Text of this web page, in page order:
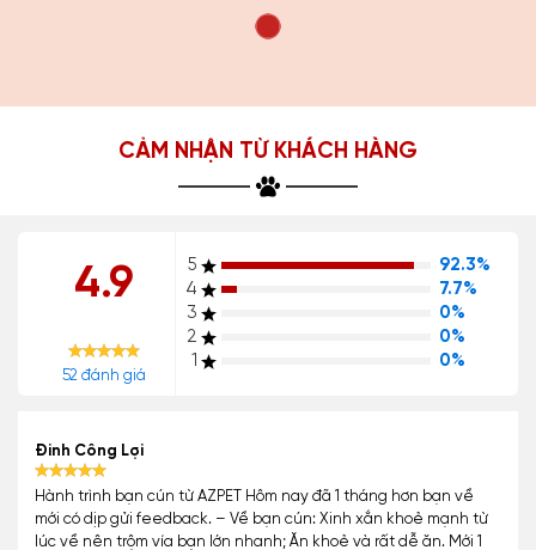
CẢM NHẬN TỪ KHÁCH HÀNG
4.9
52 đánh giá
5
92.3%
4
7.7%
3
0%
2
0%
1
0%
Đinh Công Lợi
Hành trình bạn cún từ AZPET Hôm nay đã 1 tháng hơn bạn về
mới có dịp gửi feedback. – Về bạn cún: Xinh xắn khoẻ mạnh từ
lúc về nên trộm vía bạn lớn nhanh; Ăn khoẻ và rất dễ ăn. Mới 1